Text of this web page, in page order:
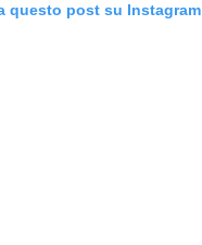
questo post su Instagram